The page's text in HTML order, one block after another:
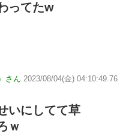
ってたw
さん 2023/08/04(金) 04:10:49.76
いにしてて草
ｗ